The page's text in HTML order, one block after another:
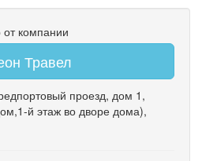
от компании
Травел
проезд, дом 1 ,
й этаж во дворе дома),